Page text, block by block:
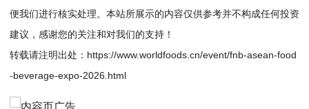
便我们进行核实处理。本站所展示的内容仅供参考并不构成任何投资
建议，感谢您的关注和对我们的支持！
转载请注明出处： https://www.worldfoods.cn/event/fnb-asean-food
-beverage-expo-2026.html